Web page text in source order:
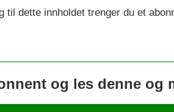
til dette innholdet trenger du et
og les denne og